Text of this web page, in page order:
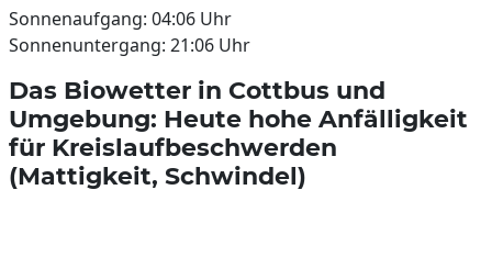
Sonnenaufgang: 04:06 Uhr
Sonnenuntergang: 21:06 Uhr
Das Biowetter in Cottbus und
Umgebung: Heute hohe Anfälligkeit
für Kreislaufbeschwerden
(Mattigkeit, Schwindel)